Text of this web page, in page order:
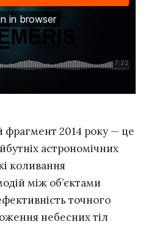
фрагмент 2014 року — це
астрономічних
коливання
між об’єктами
точного
небесних тіл